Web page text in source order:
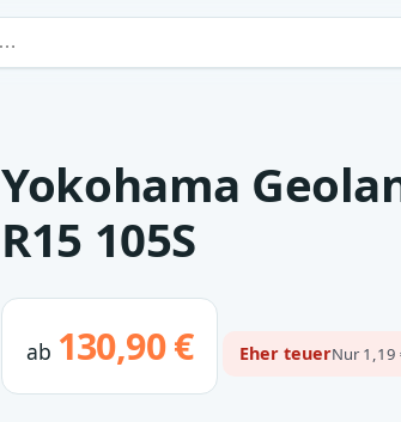
Yokohama
R15 105S
ab 130,90 € Eher teuerNur 1,19